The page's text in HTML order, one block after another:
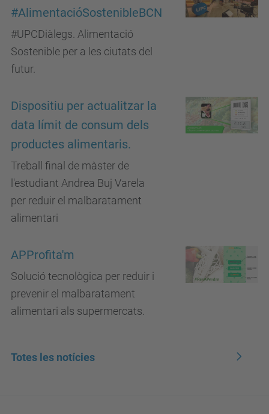
#AlimentacióSostenibleBCN
#UPCDiàlegs. Alimentació
Sostenible per a les ciutats del
futur.
Dispositiu per actualitzar la
data límit de consum dels
productes alimentaris.
Treball final de màster de
l'estudiant Andrea Buj Varela
per reduir el malbaratament
alimentari
APProfita'm
Solució tecnològica per reduir i
prevenir el malbaratament
alimentari als supermercats.
Totes les notícies